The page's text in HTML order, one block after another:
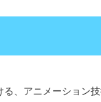
、アニメーション